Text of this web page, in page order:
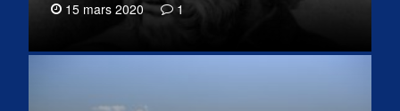
15 mars 2020 1